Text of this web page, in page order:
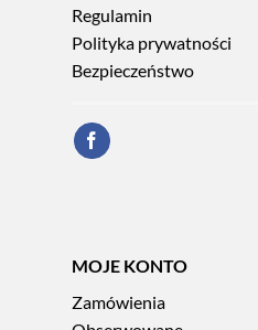
Regulamin
Polityka prywatności
Bezpieczeństwo
MOJE KONTO
Zamówienia